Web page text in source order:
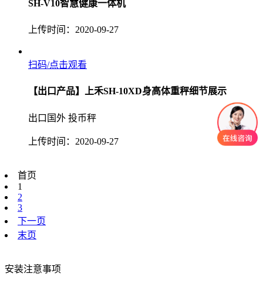
SH-V10智慧健康一体机
上传时间：2020-09-27
扫码/点击观看
【出口产品】上禾SH-10XD身高体重秤细节展示
出口国外 投币秤
上传时间：2020-09-27
首页
1
2
3
下一页
末页
安装注意事项